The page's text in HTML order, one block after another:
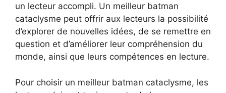
un lecteur accompli. Un meilleur batman
cataclysme peut offrir aux lecteurs la possibilité
d’explorer de nouvelles idées, de se remettre en
question et d’améliorer leur compréhension du
monde, ainsi que leurs compétences en lecture.
Pour choisir un meilleur batman cataclysme, les